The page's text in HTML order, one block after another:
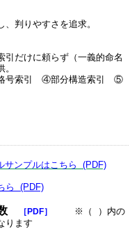
判りやすさを追求。
だけに頼らず（一義的命名
索引 ④部分構造索引 ⑤
サンプルはこちら (PDF)
ら (PDF)
［PDF］
※（ ）内の
ります